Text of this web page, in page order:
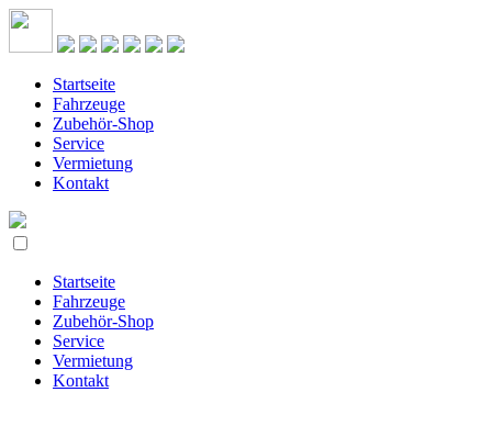
Startseite
Fahrzeuge
Zubehör-Shop
Service
Vermietung
Kontakt
Startseite
Fahrzeuge
Zubehör-Shop
Service
Vermietung
Kontakt